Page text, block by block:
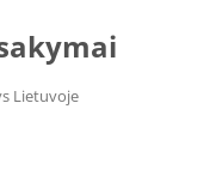
Lietuvoje